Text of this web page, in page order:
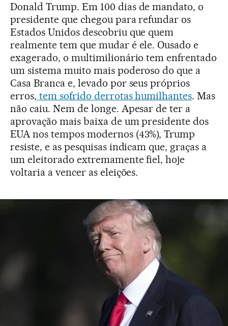
Donald Trump. Em 100 dias de mandato, o
presidente que chegou para refundar os
Estados Unidos descobriu que quem
realmente tem que mudar é ele. Ousado e
exagerado, o multimilionário tem enfrentado
um sistema muito mais poderoso do que a
Casa Branca e, levado por seus próprios
erros, tem sofrido derrotas humilhantes. Mas
não caiu. Nem de longe. Apesar de ter a
aprovação mais baixa de um presidente dos
EUA nos tempos modernos (43%), Trump
resiste, e as pesquisas indicam que, graças a
um eleitorado extremamente fiel, hoje
voltaria a vencer as eleições.